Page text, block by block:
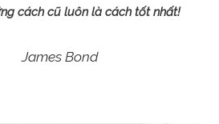
cách cũ luôn là cách tốt nhất!
James Bond